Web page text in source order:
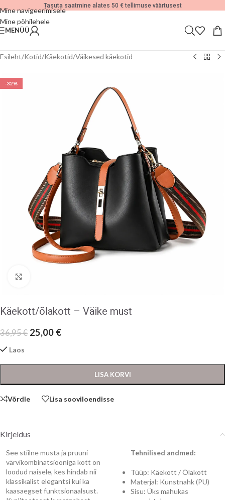
Mine navigeerimisele
Mine põhilehele
Tasuta saatmine alates 50 € tellimuse väärtusest
MENÜÜ
Esileht/Kotid/Käekotid/Väikesed käekotid
-32%
Käekott/õlakott – Väike must
36,95€ 25,00 €
Laos
LISA KORVI
Võrdle Lisa sooviloendisse
Kirjeldus
See stiilne musta ja pruuni
värvikombinatsiooniga kott on
loodud naisele, kes hindab nii
klassikalist elegantsi kui ka
kaasaegset funktsionaalsust.
Tehnilised andmed:
Tüüp: Käekott / Õlakott
Materjal: Kunstnahk (PU)
Sisu: Üks mahukas